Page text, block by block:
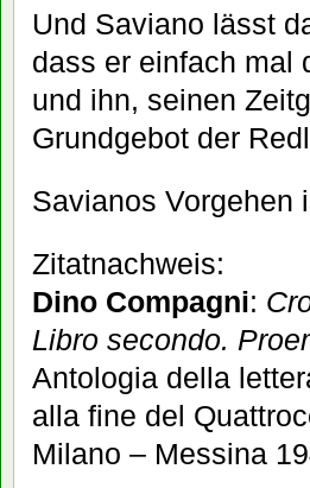
Und Saviano lässt
dass er einfach mal
und ihn, seinen
Grundgebot der
Savianos Vorgehen
Zitatnachweis:
Dino Compagni:
Libro secondo.
Antologia della
alla fine del
Milano – Messina